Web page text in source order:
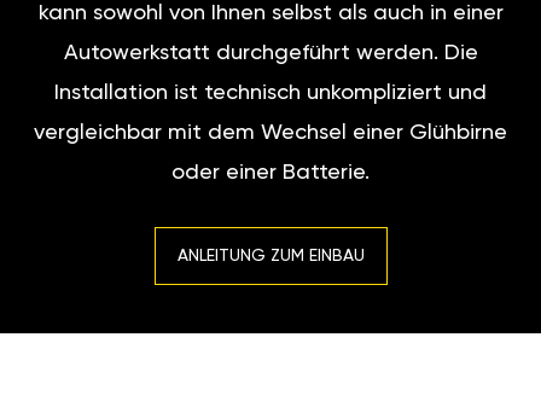
kann sowohl von Ihnen selbst als auch in einer
Autowerkstatt durchgeführt werden. Die
Installation ist technisch unkompliziert und
vergleichbar mit dem Wechsel einer Glühbirne
oder einer Batterie.
ANLEITUNG ZUM EINBAU